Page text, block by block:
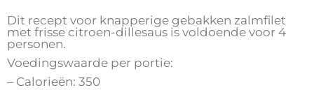
Dit recept voor knapperige gebakken zalmfilet
met frisse citroen-dillesaus is voldoende voor 4
personen.
Voedingswaarde per portie:
– Calorieën: 350